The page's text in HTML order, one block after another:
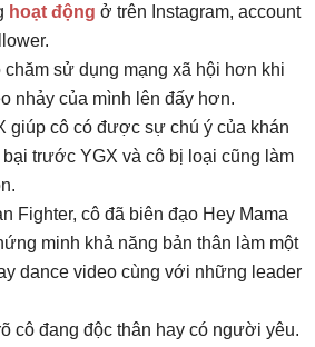
hoạt động ở trên Instagram, account
sử dụng mạng xã hội hơn khi
nhảy của mình lên đấy hơn.
giúp cô có được sự chú ý của khán
trước YGX và cô bị loại cũng làm
Fighter, cô đã biên đạo Hey Mama
minh khả năng bản thân làm một
dance video cùng với những leader
cô đang độc thân hay có người yêu.